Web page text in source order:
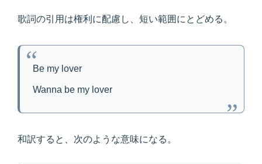
歌詞の引用は権利に配慮し、短い範囲にとどめる。
Be my lover
Wanna be my lover
和訳すると、次のような意味になる。